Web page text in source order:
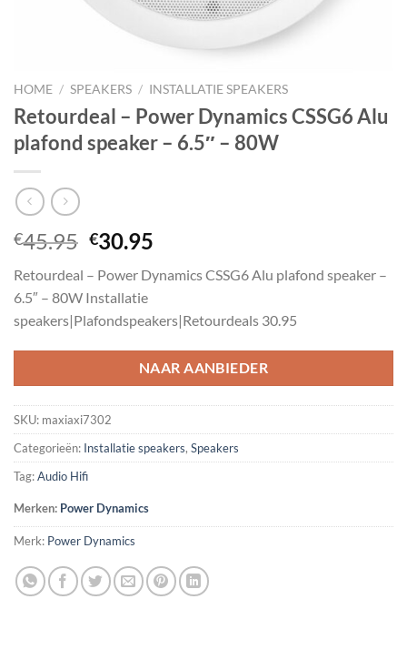
HOME / SPEAKERS / INSTALLATIE SPEAKERS
Retourdeal – Power Dynamics CSSG6 Alu
plafond speaker – 6.5″ – 80W
€45.95 Oorspronkelijke
was:
€45.95.
€30.95
is:
Retourdeal – Power Dynamics CSSG6 Alu plafond speaker –
6.5″ – 80W Installatie
speakers|Plafondspeakers|Retourdeals 30.95
NAAR AANBIEDER
SKU: maxiaxi7302
Categorieën: Installatie speakers, Speakers
Tag:Audio Hifi
Merken: Power Dynamics
Merk: Power Dynamics